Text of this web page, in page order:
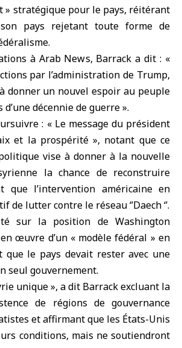
» stratégique pour le pays, réitérant
pays rejetant toute forme de
à Arab News, Barrack a dit : «
par l’administration de Trump,
donner un nouvel espoir au peuple
décennie de guerre ».
: « Le message du président
et la prospérité », notant que ce
vise à donner à la nouvelle
la chance de reconstruire
que l’intervention américaine en
de lutter contre le réseau ‘’Daech ‘’.
sur la position de Washington
œuvre d’un « modèle fédéral » en
que le pays devait rester avec une
seul gouvernement.
unique », a dit Barrack excluant la
de régions de gouvernance
et affirmant que les États-Unis
conditions, mais ne soutiendront